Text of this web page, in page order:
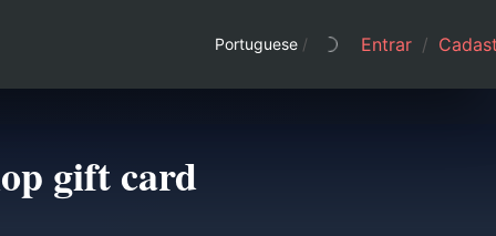
Portuguese / Entrar /
gift card